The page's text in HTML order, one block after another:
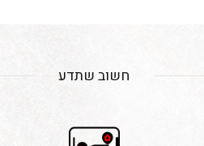
חשוב שתדע